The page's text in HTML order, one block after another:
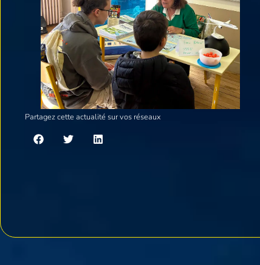
Partagez cette actualité sur vos réseaux